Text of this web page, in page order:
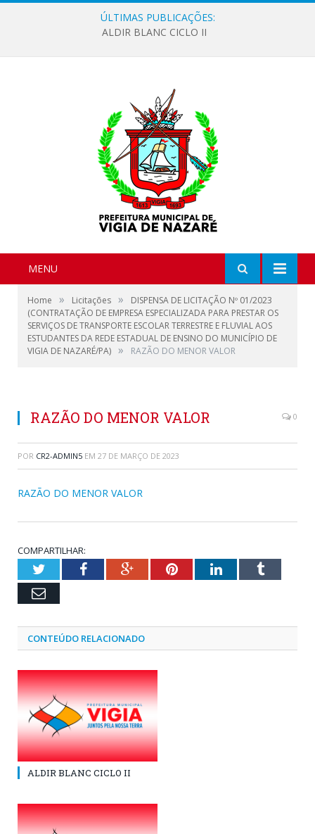
ÚLTIMAS PUBLICAÇÕES:
ALDIR BLANC CICLO II
MENU
Home » Licitações »
DISPENSA DE LICITAÇÃO Nº 01/2023
(CONTRATAÇÃO DE EMPRESA ESPECIALIZADA PARA PRESTAR OS
SERVIÇOS DE TRANSPORTE ESCOLAR TERRESTRE E FLUVIAL AOS
ESTUDANTES DA REDE ESTADUAL DE ENSINO DO MUNICÍPIO DE
VIGIA DE NAZARÉ/PA) » RAZÃO DO MENOR VALOR
RAZÃO DO MENOR VALOR 0
POR CR2-ADMIN5 EM 27 DE MARÇO DE 2023
RAZÃO DO MENOR VALOR
COMPARTILHAR:
TwitterFacebookGoogle+PinterestLinkedInTumblr
Email
CONTEÚDO RELACIONADO
ALDIR BLANC CICLO II